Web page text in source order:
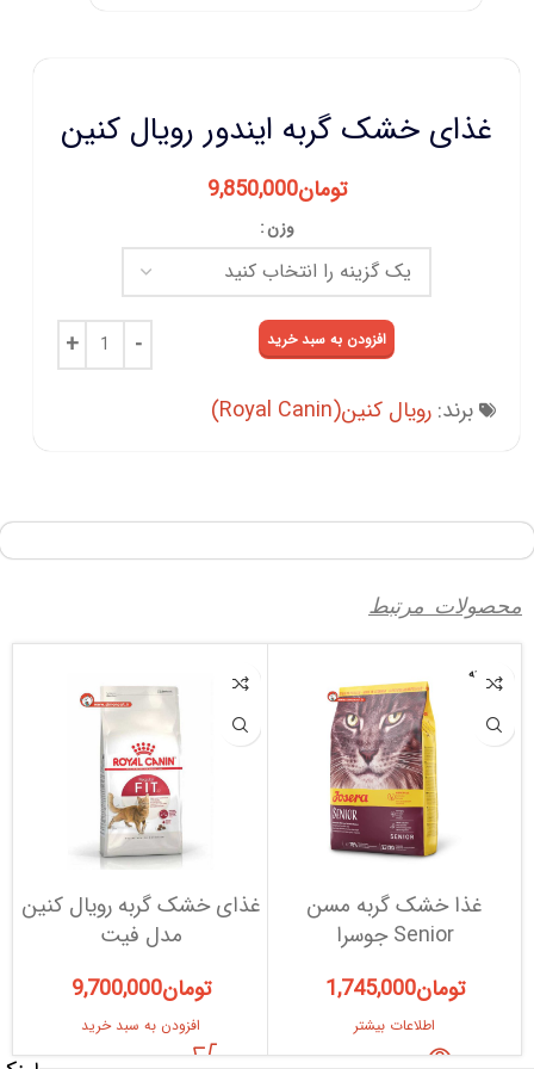
غذای خشک گربه ایندور رویال کنین
تومان9,850,000
وزن
افزودن به سبد خرید
برند: رویال کنین(Royal Canin)
محصولات مرتبط
فروخته
شده
غذا خشک گربه مسن
Senior جوسرا
تومان1,745,000
اطلاعات بیشتر
غذای خشک گربه رویال کنین
مدل فیت
تومان9,700,000
افزودن به سبد خرید